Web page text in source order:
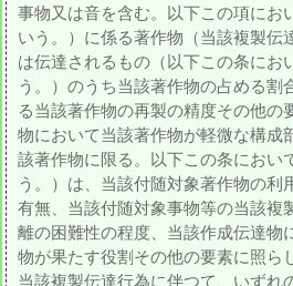
事物又は音を含む。以下この項にお
いう。）に係る著作物（当該複製伝
は伝達されるもの（以下この条にお
う。）のうち当該著作物の占める割
る当該著作物の再製の精度その他の
物において当該著作物が軽微な構成
該著作物に限る。以下この条におい
う。）は、当該付随対象著作物の利
有無、当該付随対象事物等の当該複
離の困難性の程度、当該作成伝達物
物が果たす役割その他の要素に照ら
当該複製伝達行為に伴つて、いずれ